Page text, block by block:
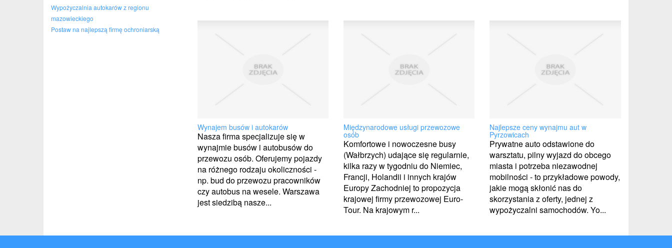
Wypożyczalnia autokarów z regionu
mazowieckiego
Postaw na najlepszą firmę ochroniarską
Wynajem busów i autokarów
Nasza firma specjalizuje się w
wynajmie busów i autobusów do
przewozu osób. Oferujemy pojazdy
na różnego rodzaju okoliczności -
np. bud do przewozu pracowników
czy autobus na wesele. Warszawa
jest siedzibą nasze...
Międzynarodowe usługi przewozowe
osób
Komfortowe i nowoczesne busy
(Wałbrzych) udające się regularnie,
kilka razy w tygodniu do Niemiec,
Francji, Holandii i innych krajów
Europy Zachodniej to propozycja
krajowej firmy przewozowej Euro-
Tour. Na krajowym r...
Najlepsze ceny wynajmu aut w
Pyrzowicach
Prywatne auto odstawione do
warsztatu, pilny wyjazd do obcego
miasta i potrzeba niezawodnej
mobilności - to przykładowe powody,
jakie mogą skłonić nas do
skorzystania z oferty, jednej z
wypożyczalni samochodów. Yo...